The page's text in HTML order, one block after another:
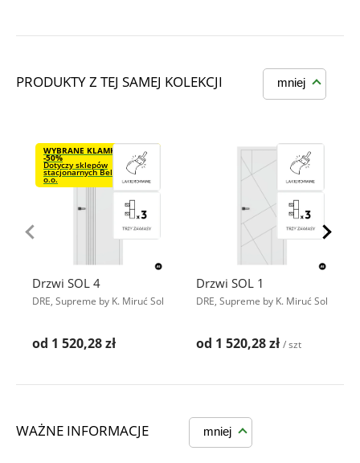
PRODUKTY Z TEJ SAMEJ KOLEKCJI mniej
WYBRANE KLAMKI VDS
-50%
Dotyczy sklepów
stacjonarnych Bel-Pol Sp. z
o.o.
Drzwi SOL 4
DRE, Supreme by K. Miruć Sol
od 1 520,28 zł
Drzwi SOL 1
DRE, Supreme by K. Miruć Sol
od 1 520,28 zł / szt
WAŻNE INFORMACJE mniej